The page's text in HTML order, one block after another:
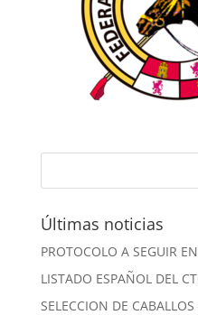
Últimas noticias
PROTOCOLO A SEGUIR
LISTADO ESPAÑOL DEL
SELECCION DE